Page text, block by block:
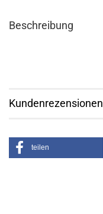
Beschreibung
Kundenrezensionen
teilen